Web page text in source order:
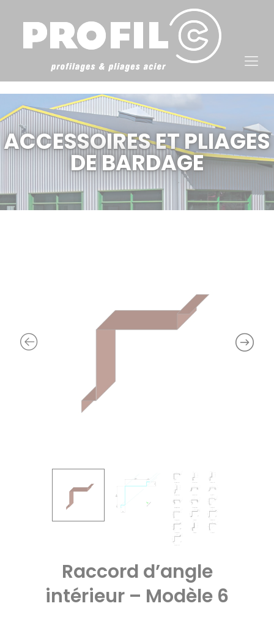
ACCESSOIRES ET PLIAGES
DE BARDAGE
Raccord d’angle
intérieur – Modèle 6